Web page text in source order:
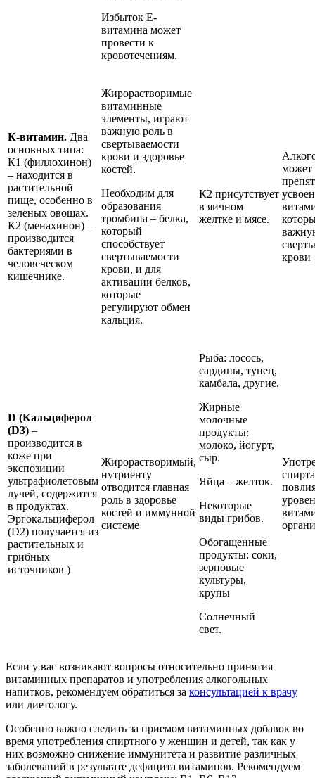
Избыток Е-
витамина может
провести к
кровотечениям.
К-витамин. Два
основных типа:
К1 (филлохинон)
– находится в
растительной
пище, особенно в
зеленых овощах.
К2 (менахинон) –
производится
бактериями в
человеческом
кишечнике.
Жирорастворимые
витаминные
элементы, играют
важную роль в
свертываемости
крови и здоровье
костей.
Необходим для
образования
тромбина – белка,
который
способствует
свертываемости
крови, и для
активации белков,
которые
регулируют обмен
кальция.
К2 присутствует
в яичном
желтке и мясе.
может
крови
D (Кальциферол
(D3) –
производится в
коже при
экспозиции
ультрафиолетовым
лучей, содержится
в продуктах.
Эргокальциферол
(D2) получается из
растительных и
грибных
источников )
Жирорастворимый,
нутриенту
отводится главная
роль в здоровье
костей и иммунной
системе
Рыба: лосось,
сардины, тунец,
камбала, другие.
Жирные
молочные
продукты:
молоко, йогурт,
сыр.
Яйца – желток.
Некоторые
виды грибов.
Обогащенные
продукты: соки,
зерновые
культуры,
крупы
Солнечный
свет.
Если у вас возникают вопросы относительно принятия
витаминных препаратов и употребления алкогольных
напитков, рекомендуем обратиться за консультацией к врачу
или диетологу.
Особенно важно следить за приемом витаминных добавок во
время употребления спиртного у женщин и детей, так как у
них возможно снижение иммунитета и развитие различных
заболеваний в результате дефицита витаминов. Рекомендуем